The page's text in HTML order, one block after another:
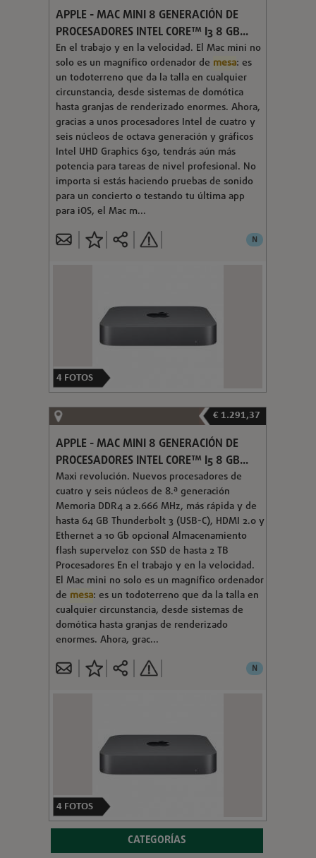
APPLE - MAC MINI 8 GENERACIÓN DE
PROCESADORES INTEL CORE™ I3 8 GB...
En el trabajo y en la velocidad. El Mac mini no
solo es un magnífico ordenador de mesa: es
un todoterreno que da la talla en cualquier
circunstancia, desde sistemas de domótica
hasta granjas de renderizado enormes. Ahora,
gracias a unos procesadores Intel de cuatro y
seis núcleos de octava generación y gráficos
Intel UHD Graphics 630, tendrás aún más
potencia para tareas de nivel profesional. No
importa si estás haciendo pruebas de sonido
para un concierto o testando tu última app
para iOS, el Mac m...
N
4 FOTOS
€ 1.291,37
APPLE - MAC MINI 8 GENERACIÓN DE
PROCESADORES INTEL CORE™ I5 8 GB...
Maxi revolución. Nuevos procesadores de
cuatro y seis núcleos de 8.ª generación
Memoria DDR4 a 2.666 MHz, más rápida y de
hasta 64 GB Thunderbolt 3 (USB-C), HDMI 2.0 y
Ethernet a 10 Gb opcional Almacena­miento
flash superveloz con SSD de hasta 2 TB
Procesadores En el trabajo y en la velocidad.
El Mac mini no solo es un magnífico ordenador
de mesa: es un todoterreno que da la talla en
cualquier circunstancia, desde sistemas de
domótica hasta granjas de renderizado
enormes. Ahora, grac...
N
4 FOTOS
CATEGORÍAS